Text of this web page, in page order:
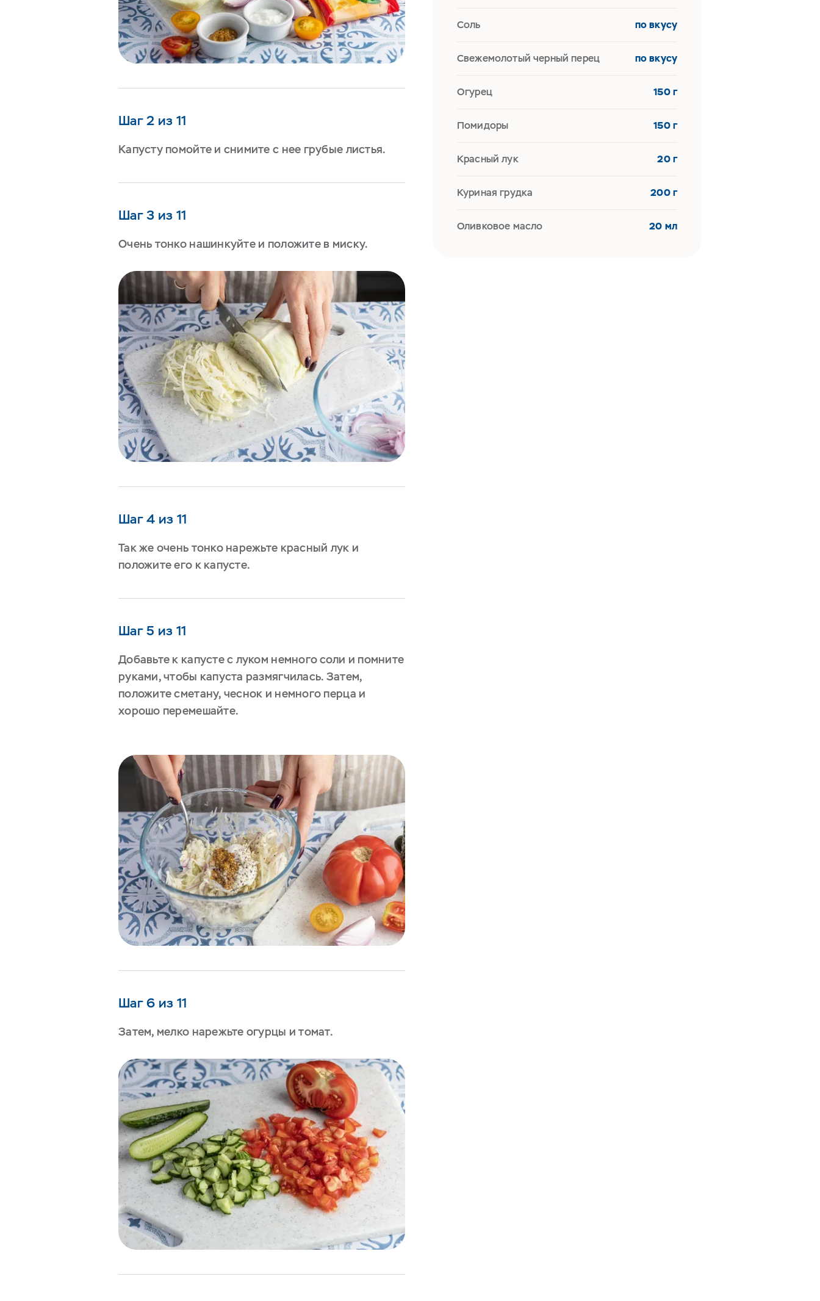
Шаг 2 из 11
Капусту помойте и снимите с нее грубые листья.
Шаг 3 из 11
Очень тонко нашинкуйте и положите в миску.
Шаг 4 из 11
Так же очень тонко нарежьте красный лук и
положите его к капусте.
Шаг 5 из 11
Добавьте к капусте с луком немного соли и помните
руками, чтобы капуста размягчилась. Затем,
положите сметану, чеснок и немного перца и
хорошо перемешайте.
Шаг 6 из 11
Затем, мелко нарежьте огурцы и томат.
Соль по вкусу
Свежемолотый черный перец по вкусу
Огурец 150 г
Помидоры 150 г
Красный лук 20 г
Куриная грудка 200 г
Оливковое масло 20 мл